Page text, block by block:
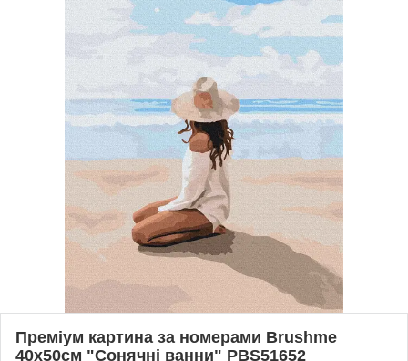
Преміум картина за номерами Brushme
40x50см "Сонячні ванни" PBS51652